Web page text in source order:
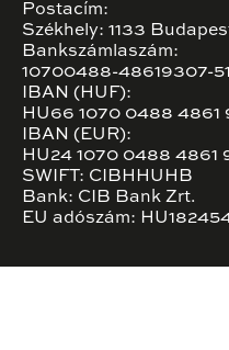
Postacím:
Székhely: 1133
Bankszámlaszám:
10700488-48619307-
IBAN (HUF):
HU66 1070 0488 4861
IBAN (EUR):
HU24 1070 0488
SWIFT: CIBHHUHB
Bank: CIB Bank Zrt.
EU adószám: